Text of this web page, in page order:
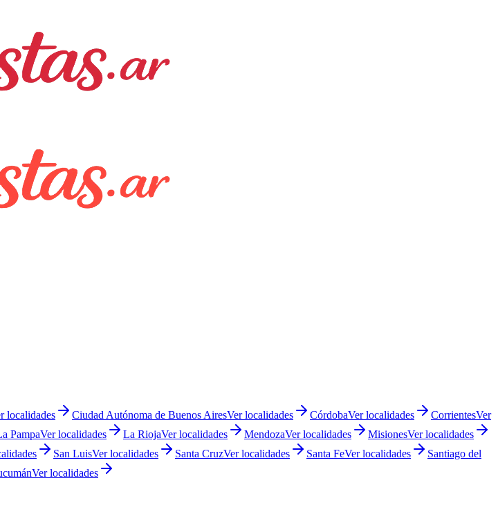
localidades Ciudad Autónoma de Buenos AiresVer localidades CórdobaVer localidades CorrientesVer
PampaVer localidades La RiojaVer localidades MendozaVer localidades MisionesVer localidades
San LuisVer localidades Santa CruzVer localidades Santa FeVer localidades
Santiago del
Ver localidades